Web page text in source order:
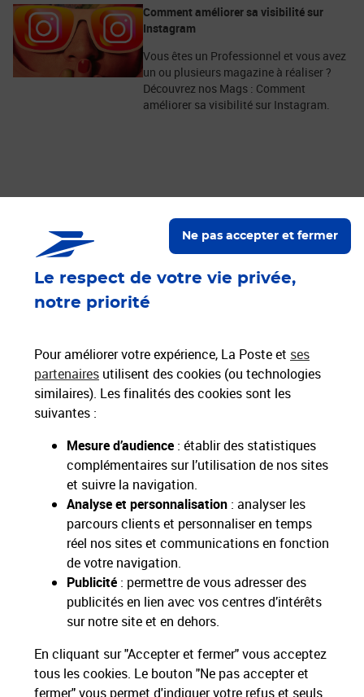
Le respect de votre vie privée,
notre priorité
Pour améliorer votre expérience, La Poste et ses
partenaires utilisent des cookies (ou technologies
similaires). Les finalités des cookies sont les
suivantes :
Mesure d’audience : établir des statistiques
complémentaires sur l’utilisation de nos sites
et suivre la navigation.
Analyse et personnalisation : analyser les
parcours clients et personnaliser en temps
réel nos sites et communications en fonction
de votre navigation.
Publicité : permettre de vous adresser des
publicités en lien avec vos centres d’intérêts
sur notre site et en dehors.
En cliquant sur "Accepter et fermer" vous acceptez
tous les cookies. Le bouton "Ne pas accepter et
fermer" vous permet d'indiquer votre refus et seuls
Ne pas accepter et fermer
Comment améliorer sa visibilité sur
Instagram
Vous êtes un Professionnel et vous avez
un ou plusieurs magazine à réaliser ?
Découvrez nos Mags : Comment
améliorer sa visibilité sur Instagram.
Nos engagements
Proche de vous
Localiser un bureau de poste
Paiements 100% sécurisés
Livraison gratuite
Hors livres et hors produits marketplace
Applications La Poste
Restons connectés
Services Pros
Envois Courrier